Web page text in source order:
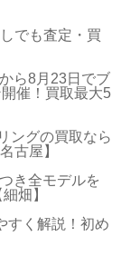
でも査定・買
ら8月23日でブ
催！買取最大5
ングの買取なら
古屋】
き全モデルを
畑】
すく解説！初め